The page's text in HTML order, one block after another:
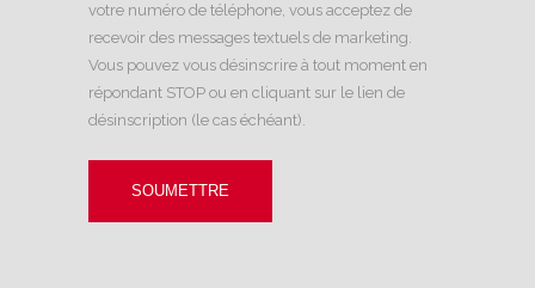
votre numéro de téléphone, vous acceptez de
recevoir des messages textuels de marketing.
Vous pouvez vous désinscrire à tout moment en
répondant STOP ou en cliquant sur le lien de
désinscription (le cas échéant).